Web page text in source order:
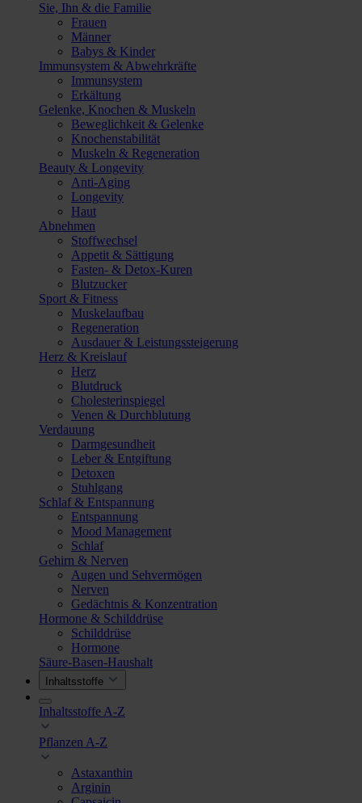
Sie, Ihn & die Familie
Frauen
Männer
Babys & Kinder
Immunsystem & Abwehrkräfte
Immunsystem
Erkältung
Gelenke, Knochen & Muskeln
Beweglichkeit & Gelenke
Knochenstabilität
Muskeln & Regeneration
Beauty & Longevity
Anti-Aging
Longevity
Haut
Abnehmen
Stoffwechsel
Appetit & Sättigung
Fasten- & Detox-Kuren
Blutzucker
Sport & Fitness
Muskelaufbau
Regeneration
Ausdauer & Leistungssteigerung
Herz & Kreislauf
Herz
Blutdruck
Cholesterinspiegel
Venen & Durchblutung
Verdauung
Darmgesundheit
Leber & Entgiftung
Detoxen
Stuhlgang
Schlaf & Entspannung
Entspannung
Mood Management
Schlaf
Gehirn & Nerven
Augen und Sehvermögen
Nerven
Gedächtnis & Konzentration
Hormone & Schilddrüse
Schilddrüse
Hormone
Säure-Basen-Haushalt
Inhaltsstoffe
Inhaltsstoffe A-Z
Pflanzen A-Z
Astaxanthin
Arginin